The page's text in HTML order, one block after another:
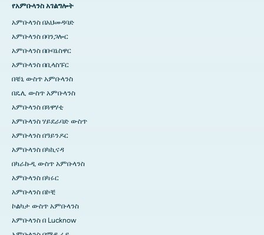
የአምቡላንስ አገልግሎት
አምቡላንስ በአህመዳባድ
አምቡላንስ በባንጋሎር
አምቡላንስ በቡባኔስዋር
አምቡላንስ በቢላስፑር
በቼኒ ውስጥ አምቡላንስ
በዴሊ ውስጥ አምቡላንስ
አምቡላንስ በጓዋሃቲ
አምቡላንስ ሃይደራባድ ውስጥ
አምቡላንስ በዓይንዶር
አምቡላንስ በካኪናዳ
በካራኩዲ ውስጥ አምቡላንስ
አምቡላንስ በካሩር
አምቡላንስ በኮቺ
ኮልካታ ውስጥ አምቡላንስ
አምቡላንስ በ Lucknow